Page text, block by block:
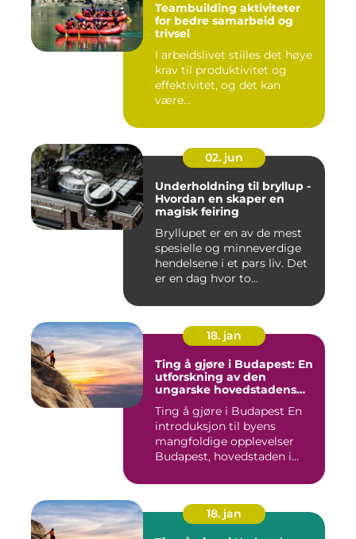
Teambuilding aktiviteter
for bedre samarbeid og
trivsel
I arbeidslivet stilles det høye
krav til produktivitet og
effektivitet, og det kan
være...
02. jun
Underholdning til bryllup -
Hvordan en skaper en
magisk feiring
Bryllupet er en av de mest
spesielle og minneverdige
hendelsene i et pars liv. Det
er en dag hvor to...
18. jan
Ting å gjøre i Budapest: En
utforskning av den
ungarske hovedstadens
Ting å gjøre i Budapest En
introduksjon til byens
mangfoldige opplevelser
Budapest, hovedstaden i...
18. jan